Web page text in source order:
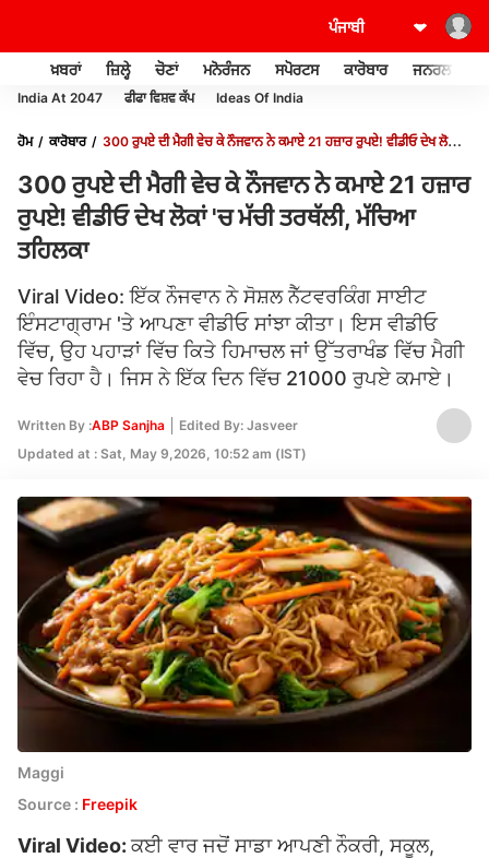
ਖ਼ਬਰਾਂ ਜ਼ਿਲ੍ਹੇ ਚੋਣਾਂ ਮਨੋਰੰਜਨ ਸਪੋਰਟਸ ਕਾਰੋਬਾਰ ਜਨਰਲ ਨੌਲਜ
India At 2047 ਫੀਫਾ ਵਿਸ਼ਵ ਕੱਪ Ideas Of India
ਹੋਮ ਕਾਰੋਬਾਰ
300 ਰੁਪਏ ਦੀ ਮੈਗੀ ਵੇਚ ਕੇ ਨੌਜਵਾਨ ਨੇ ਕਮਾਏ 21 ਹਜ਼ਾਰ ਰੁਪਏ! ਵੀਡੀਓ ਦੇਖ ਲੋਕਾਂ
300 ਰੁਪਏ ਦੀ ਮੈਗੀ ਵੇਚ ਕੇ ਨੌਜਵਾਨ ਨੇ ਕਮਾਏ 21 ਹਜ਼ਾਰ
ਰੁਪਏ! ਵੀਡੀਓ ਦੇਖ ਲੋਕਾਂ 'ਚ ਮੱਚੀ ਤਰਥੱਲੀ, ਮੱਚਿਆ
ਤਹਿਲਕਾ
Viral Video: ਇੱਕ ਨੌਜਵਾਨ ਨੇ ਸੋਸ਼ਲ ਨੈੱਟਵਰਕਿੰਗ ਸਾਈਟ
ਇੰਸਟਾਗ੍ਰਾਮ 'ਤੇ ਆਪਣਾ ਵੀਡੀਓ ਸਾਂਝਾ ਕੀਤਾ। ਇਸ ਵੀਡੀਓ
ਵਿੱਚ, ਉਹ ਪਹਾੜਾਂ ਵਿੱਚ ਕਿਤੇ ਹਿਮਾਚਲ ਜਾਂ ਉੱਤਰਾਖੰਡ ਵਿੱਚ ਮੈਗੀ
ਵੇਚ ਰਿਹਾ ਹੈ। ਜਿਸ ਨੇ ਇੱਕ ਦਿਨ ਵਿੱਚ 21000 ਰੁਪਏ ਕਮਾਏ।
Written By :ABP Sanjha
Edited By: Jasveer
Updated at : Sat, May 9,2026, 10:52 am (IST)
Maggi
Source : Freepik
Viral Video: ਕਈ ਵਾਰ ਜਦੋਂ ਸਾਡਾ ਆਪਣੀ ਨੌਕਰੀ, ਸਕੂਲ,